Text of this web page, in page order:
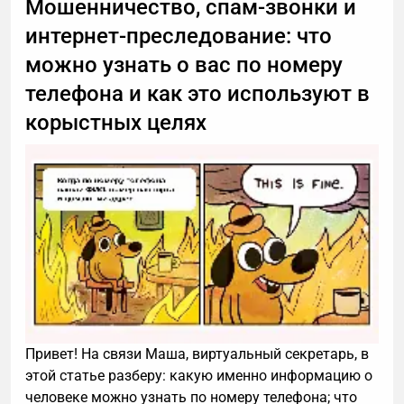
становится понятно, тем меньше шансов однажды
утром обнаружить под каждой публикацией
казино, SEO-ссылки и странные рассуждения о
Классический набор: стоп-слова, ограничение по
количеству ссылок, бан IP. Всё это работает ровно
до тех пор, пока спамеры не начинают тратить на
вас больше трёх минут.
На практике быстро выясняется несколько
неприятных фактов:
списки стоп-слов устаревают быстрее, чем
успевают обновляться
IP-адреса давно не являются
идентификатором пользователя
ссылки можно маскировать, разбивать,
Мошенничество, спам-звонки и
интернет-преследование: что
можно узнать о вас по номеру
телефона и как это используют в
корыстных целях
Привет! На связи Маша, виртуальный секретарь, в
этой статье разберу: какую именно информацию о
человеке можно узнать по номеру телефона; что